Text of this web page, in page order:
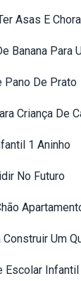
Asas E
Banana Para
Pano De Prato
Criança De
1 Aninho
No Futuro
Construir Um
Escolar